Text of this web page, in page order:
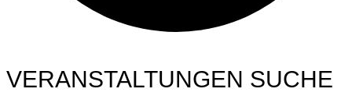
VERANSTALTUNGEN SUCHE